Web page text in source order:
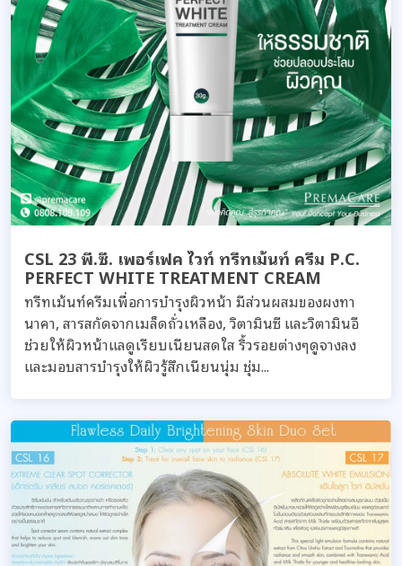
CSL 23 พี.ซี. เพอร์เฟค ไวท์ ทรีทเม้นท์ ครีม P.C.
PERFECT WHITE TREATMENT CREAM
ทรีทเม้นท์ครีมเพื่อการบำรุงผิวหน้า มีส่วนผสมของผงทา
นาคา, สารสกัดจากเมล็ดถั่วเหลือง, วิตามินซี และวิตามินอี
ช่วยให้ผิวหน้าแลดูเรียบเนียนสดใส ริ้วรอยต่างๆดูจางลง
และมอบสารบำรุงให้ผิวรู้สึกเนียนนุ่ม ชุ่ม...